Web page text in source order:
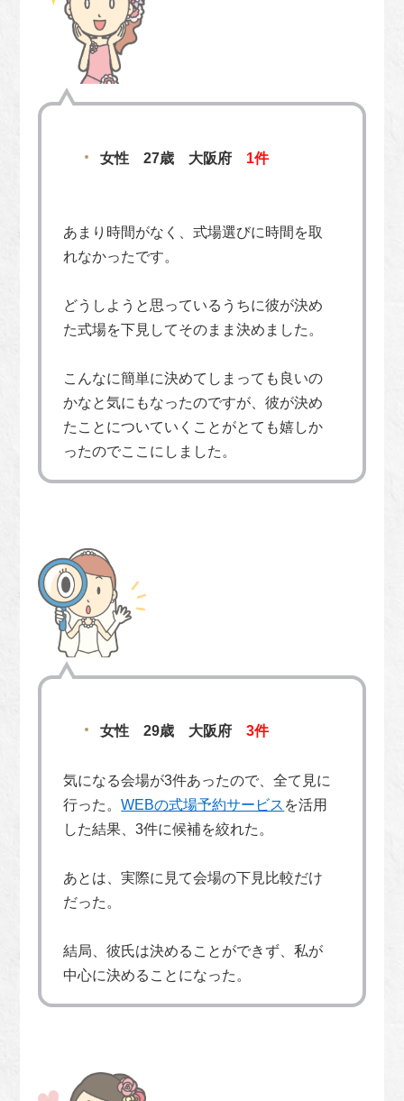
女性 27歳 大阪府 1件
あまり時間がなく、式場選びに時間を取
れなかったです。
どうしようと思っているうちに彼が決め
た式場を下見してそのまま決めました。
こんなに簡単に決めてしまっても良いの
かなと気にもなったのですが、彼が決め
たことについていくことがとても嬉しか
ったのでここにしました。
女性 29歳 大阪府3件
気になる会場が3件あったので、全て見に
行った。WEBの式場予約サービス を活用
した結果、3件に候補を絞れた。
あとは、実際に見て会場の下見比較だけ
だった。
結局、彼氏は決めることができず、私が
中心に決めることになった。